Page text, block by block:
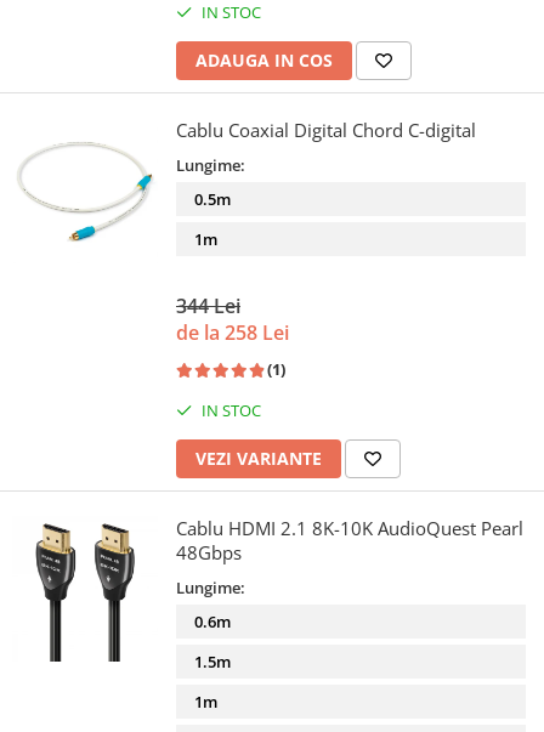
IN STOC
ADAUGA IN COS
Cablu Coaxial Digital Chord C-digital
Lungime:
0.5m
1m
344 Lei
de la 258 Lei
(1)
IN STOC
VEZI VARIANTE
Cablu HDMI 2.1 8K-10K AudioQuest Pearl
48Gbps
Lungime:
0.6m
1.5m
1m